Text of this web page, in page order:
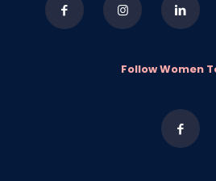
Follow Women